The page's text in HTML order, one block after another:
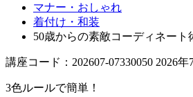
マナー・おしゃれ
着付け・和装
50歳からの素敵コーディネート
講座コード：202607-07330050 2026
3色ルールで簡単！